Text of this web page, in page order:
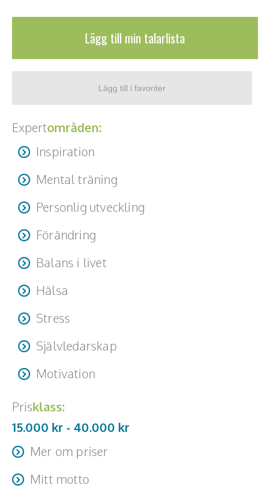
Lägg till min talarlista
Expertområden:
Inspiration
Mental träning
Personlig utveckling
Förändring
Balans i livet
Hälsa
Stress
Självledarskap
Motivation
Prisklass:
15.000 kr - 40.000 kr
Mer om priser
Resa + logi tillkommer
Mitt motto